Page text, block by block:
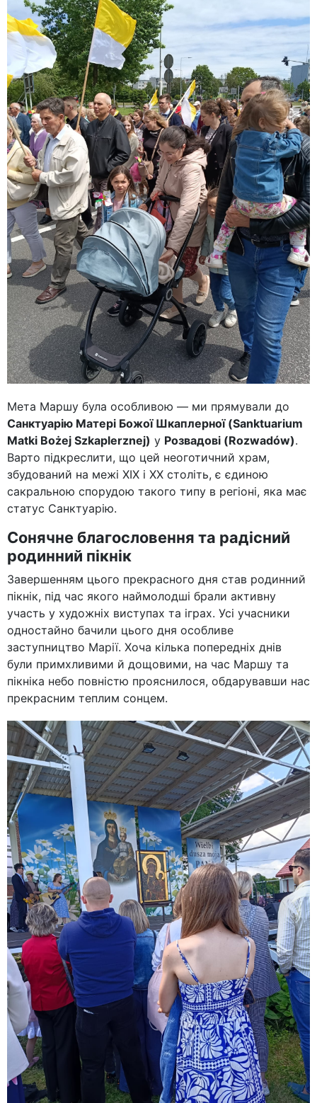
Мета Маршу була особливою — ми прямували до
Санктуарію Матері Божої Шкаплерної (Sanktuarium
Matki Bożej Szkaplerznej) у Розвадові (Rozwadów).
Варто підкреслити, що цей неоготичний храм,
збудований на межі XIX і XX століть, є єдиною
сакральною спорудою такого типу в регіоні, яка має
статус Санктуарію.
Сонячне благословення та радісний
родинний пікнік
Завершенням цього прекрасного дня став родинний
пікнік, під час якого наймолодші брали активну
участь у художніх виступах та іграх. Усі учасники
одностайно бачили цього дня особливе
заступництво Марії. Хоча кілька попередніх днів
були примхливими й дощовими, на час Маршу та
пікніка небо повністю прояснилося, обдарувавши нас
прекрасним теплим сонцем.